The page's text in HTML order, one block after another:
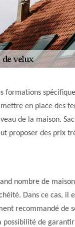
formations
en place des
de la maison.
proposer des prix
nombre de
Dans ce cas, il
recommandé de
possibilité de